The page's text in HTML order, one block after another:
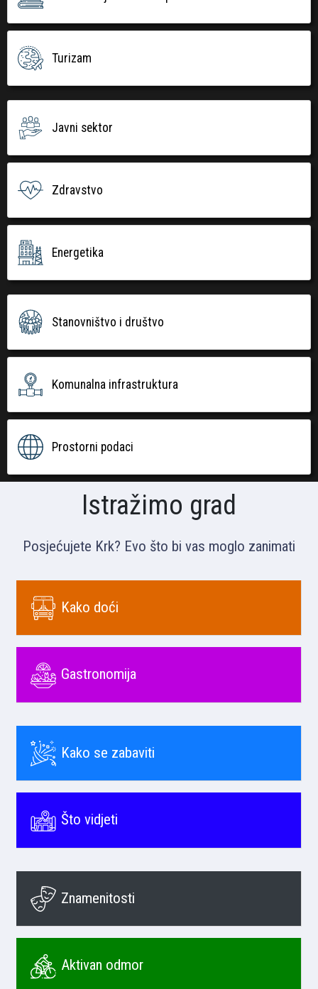
Turizam
Javni sektor
Zdravstvo
Energetika
Stanovništvo i društvo
Komunalna infrastruktura
Prostorni podaci
Istražimo grad
Posjećujete Krk? Evo što bi vas moglo zanimati
Kako doći
Gastronomija
Kako se zabaviti
Što vidjeti
Znamenitosti
Aktivan odmor